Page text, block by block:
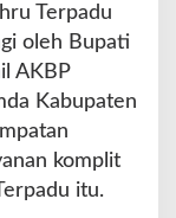
Terpadu
oleh Bupati
AKBP
Kabupaten
komplit
itu.